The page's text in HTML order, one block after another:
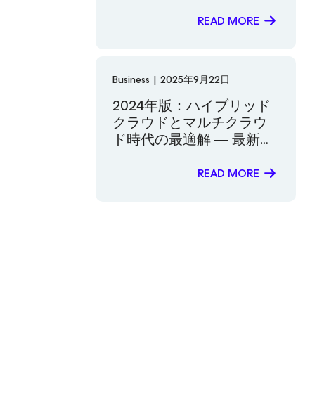
SaaS（サース）、統合デ
成功をシンプルに実現
READ MORE
Business | 2025年9月22日
2024年版：ハイブリッド
クラウドとマルチクラウ
ド時代の最適解 ― 最新ト
ストプラクティスREAD MORE